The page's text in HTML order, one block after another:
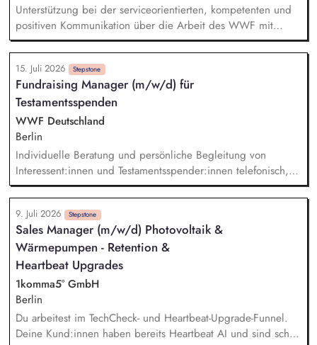
Unterstützung bei der serviceorientierten, kompetenten und
positiven Kommunikation über die Arbeit des WWF mit
finanziellen und nicht-finanziellen Unterstützer:innen sowie
Interessent:innen. Schriftliche und telefonische Beantwortung
von Standardanfragen sowie Anfragen über die WWF-
Webseite. Sicherstellung, Organisation und Verwaltung der
Peer-to-Peer-Materialien in Zusammenarbeit mit anderen Teams
sowie Zusammenstellung und Versand von
Informationsmaterial für Peer-to-Peer-Aktionen. Individuelle,
wertschätzende und persönliche Begrüßung und Bedankung
der Spendenaktionen.
15. Juli 2026 Stepstone
Fundraising Manager (m/w/d) für
Testamentsspenden
WWF Deutschland
Berlin
Individuelle Beratung und persönliche Begleitung von
Interessent:innen und Testamentsspender:innen telefonisch,
per E-Mail sowie bei persönlichen Gesprächen Strategische
Weiterentwicklung des Erbschaftsfundraisings und der Donor
Journeys – von der Lead-Akquise über Stewardship bis hin
zur individuellen Förder:innen-Kommunikation Systematische
Planung, Steuerung und Umsetzung von Werbemaßnahmen,
Nachlass-Mailings oder Telefonie-Aktionen sowie die
Durchführung von analogen und digitalen Veranstaltungen
Erstellung von Kommunikationsmaterialien wie Newsletter,
Ratgeber oder Broschüren Kennzahlen-basierte Evaluation
und Optimierung aller Maßnahmen
9. Juli 2026 Stepstone
Sales Manager (m/w/d) Photovoltaik &
Wärmepumpen - Retention &
Heartbeat Upgrades
1komma5° GmbH
Berlin
Du arbeitest im TechCheck- und Heartbeat-Upgrade-Funnel.
Deine Kund:innen haben bereits Heartbeat AI und sind schon